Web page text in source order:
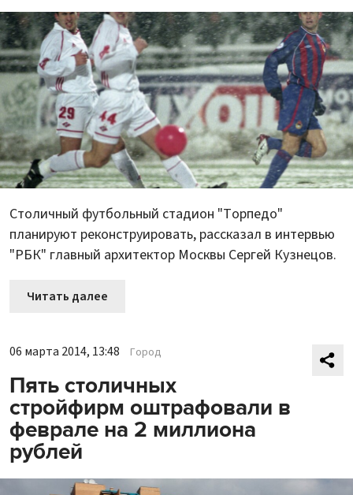
Столичный футбольный стадион "Торпедо"
планируют реконструировать, рассказал в интервью
"РБК" главный архитектор Москвы Сергей Кузнецов.
Читать далее
06 марта 2014, 13:48 Город
Пять столичных
стройфирм оштрафовали в
феврале на 2 миллиона
рублей